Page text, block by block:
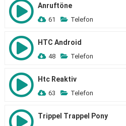
Anruftöne
61 Telefon
HTC Android
48 Telefon
Htc Reaktiv
63 Telefon
Trippel Trappel Pony